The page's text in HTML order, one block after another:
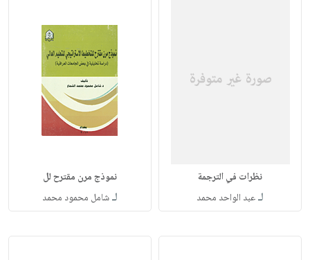
نظرات في الترجمة
لـعبد الواحد محمد
نموذج مرن مقترح لل
لـشامل محمود محمد